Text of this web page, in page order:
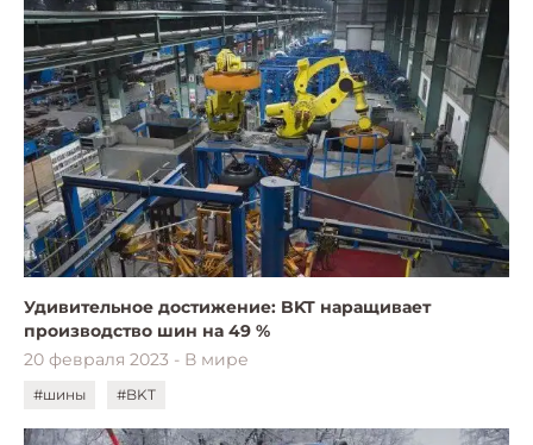
Удивительное достижение: BKT наращивает
производство шин на 49 %
20 февраля 2023 - В мире
#шины #BKT